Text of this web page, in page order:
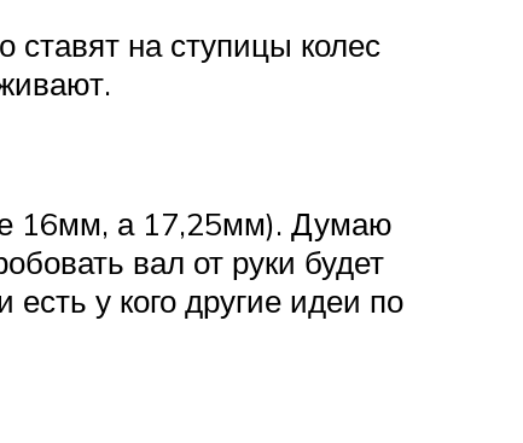
ставят на ступицы колес
16мм, а 17,25мм). Думаю
вал от руки будет
у кого другие идеи по